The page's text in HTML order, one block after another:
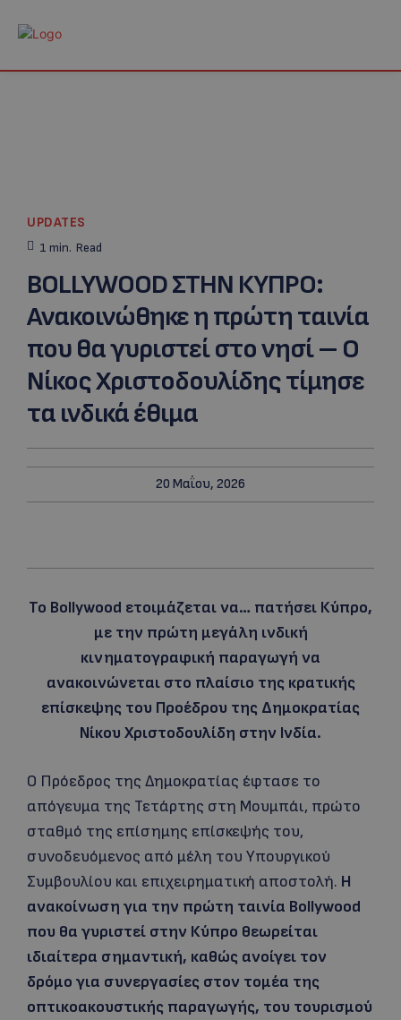
UPDATES
1 min. Read
BOLLYWOOD ΣΤΗΝ ΚΥΠΡΟ:
Ανακοινώθηκε η πρώτη ταινία
που θα γυριστεί στο νησί – Ο
Νίκος Χριστοδουλίδης τίμησε
τα ινδικά έθιμα
20 Μαΐου, 2026
Το Bollywood ετοιμάζεται να… πατήσει Κύπρο,
με την πρώτη μεγάλη ινδική
κινηματογραφική παραγωγή να
ανακοινώνεται στο πλαίσιο της κρατικής
επίσκεψης του Προέδρου της Δημοκρατίας
Νίκου Χριστοδουλίδη στην Ινδία.
Ο Πρόεδρος της Δημοκρατίας έφτασε το
απόγευμα της Τετάρτης στη Μουμπάι, πρώτο
σταθμό της επίσημης επίσκεψής του,
συνοδευόμενος από μέλη του Υπουργικού
Συμβουλίου και επιχειρηματική αποστολή. Η
ανακοίνωση για την πρώτη ταινία Bollywood
που θα γυριστεί στην Κύπρο θεωρείται
ιδιαίτερα σημαντική, καθώς ανοίγει τον
δρόμο για συνεργασίες στον τομέα της
οπτικοακουστικής παραγωγής, του τουρισμού